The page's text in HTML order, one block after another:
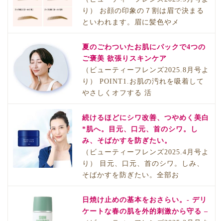
り） お顔の印象の７割は眉で決まる
といわれます。眉に髪色やメ
夏のごわついたお肌にパックで4つの
ご褒美 欲張りスキンケア
（ビューティーフレンズ2025.8月号よ
り） POINT1.お肌の汚れを吸着して
やさしくオフする 活
続けるほどにシワ改善、つやめく美白
*肌へ。目元、口元、首のシワ。し
み、そばかすを防ぎたい。
（ビューティーフレンズ2025.4月号よ
り） 目元、口元、首のシワ。しみ、
そばかすを防ぎたい。全部お
日焼け止めの基本をおさらい。- デリ
ケートな春の肌を外的刺激から守る –